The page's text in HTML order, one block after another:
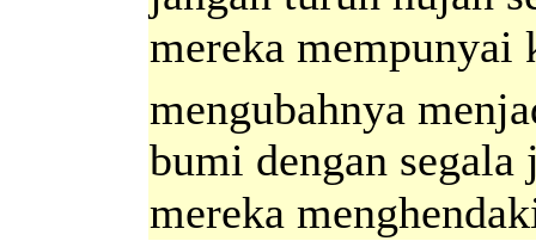
mereka mempunyai
mengubahnya
bumi dengan
mereka